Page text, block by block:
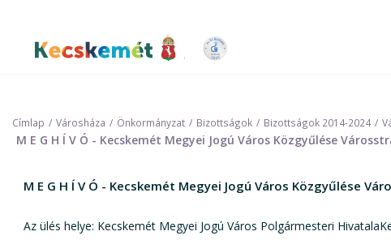
tartalomra
Kecskemét Város Honlapja
Címlap Városháza Önkormányzat Bizottságok Bizottságok 2014-2024
M E G H Í V Ó - Kecskemét Megyei Jogú Város Közgyűlése
M E G H Í V Ó - Kecskemét Megyei Jogú Város Közgyűlése
Az ülés helye: Kecskemét Megyei Jogú Város Polgármesteri